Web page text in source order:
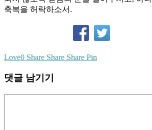
축복을 허락하소서.
Love0 Share Share Share Pin
댓글 남기기